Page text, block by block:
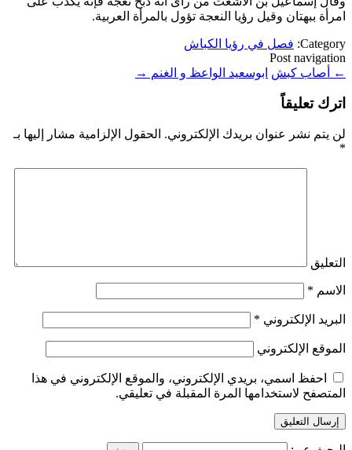
امرأة ببهتان وقيل رؤيا النعجة تؤول بالمرأة العربية.
Category: فصل في رؤيا الكباش
Post navigation
←
أصاب كبش ابوسعيد الواعظ و الغنم →
اترك تعليقاً
لن يتم نشر عنوان بريدك الإلكتروني. الحقول الإلزامية مشار إليها بـ
*
التعليق
الاسم *
البريد الإلكتروني *
الموقع الإلكتروني
احفظ اسمي، بريدي الإلكتروني، والموقع الإلكتروني في هذا
المتصفح لاستخدامها المرة المقبلة في تعليقي.